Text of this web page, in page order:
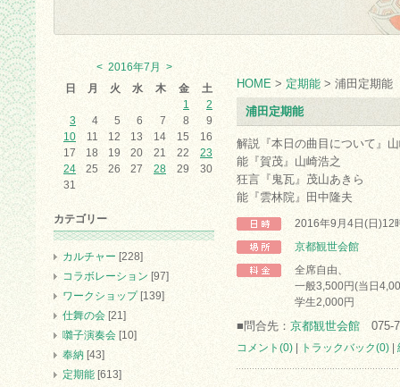
HOME > 定期能 > 浦田定期能
浦田定期能
解説『本日の曲目について』
能『賀茂』山崎浩之
狂言『鬼瓦』茂山あきら
能『雲林院』田中隆夫
2016年9月4日(日)12
京都観世会館
全席自由、
一般3,500円(当日
学生2,000円
■問合先： 京都観世会館 075-
コメント(0) トラックバック(0)
< 2016年7月
>
日
月 火 水 木 金
土
1
2
3
4 5 6 7 8
9
10
11 12 13 14 15
16
17
18 19 20 21 22
23
24
25 26 27 28 29
30
31
カテゴリー
カルチャー [228]
コラボレーション [97]
ワークショップ[139]
仕舞の会 [21]
囃子演奏会 [10]
奉納 [43]
定期能 [613]